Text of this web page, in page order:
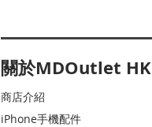
關於MDOutlet HK
商店介紹
iPhone手機配件